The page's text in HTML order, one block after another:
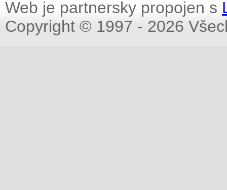
Web je partnersky propojen s
Copyright © 1997 - 2026